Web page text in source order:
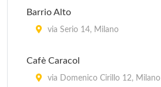
Barrio Alto
via Serio 14, Milano
Cafè Caracol
via Domenico Cirillo 12, Milano